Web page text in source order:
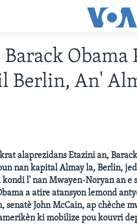
Barack Obama
Berlin, An'
alaprezidans Etazini an,
nan kapital Almay la, Berlin,
l' nan Mwayen-Noryan an e
a atire atansyon lemond
senatè John McCain, ap chèche
ki mobilize pou kouvri